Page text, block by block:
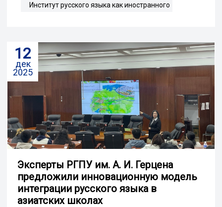
Институт русского языка как иностранного
12
дек
2025
Эксперты РГПУ им. А. И. Герцена
предложили инновационную модель
интеграции русского языка в
азиатских школах